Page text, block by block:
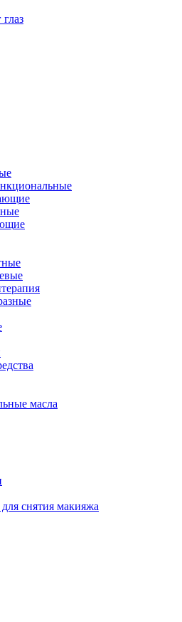
масла
снятия макияжа